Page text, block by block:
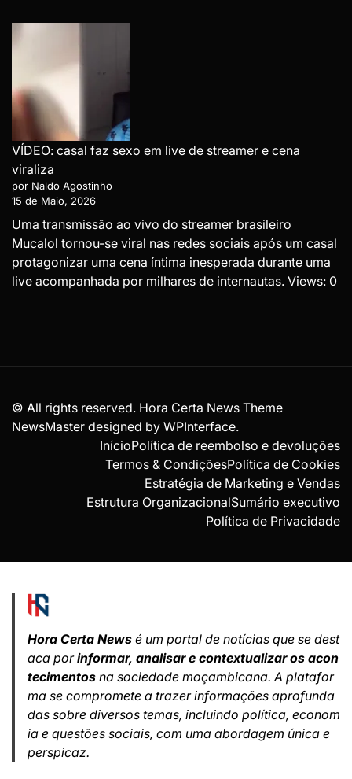
VÍDEO: casal faz sexo em live de streamer e cena
viraliza
por Naldo Agostinho
15 de Maio, 2026
Uma transmissão ao vivo do streamer brasileiro
Mucalol tornou-se viral nas redes sociais após um casal
protagonizar uma cena íntima inesperada durante uma
live acompanhada por milhares de internautas. Views: 0
© All rights reserved. Hora Certa News Theme
NewsMaster designed by WPInterface.
InícioPolítica de reembolso e devoluções
Termos & CondiçõesPolítica de Cookies
Estratégia de Marketing e Vendas
Estrutura OrganizacionalSumário executivo
Política de Privacidade
Hora Certa News é um portal de notícias que se dest
aca porinformar, analisar e contextualizar os acon
tecimentos na sociedade moçambicana. A platafor
ma se compromete a trazer informações aprofunda
das sobre diversos temas, incluindo política, econom
ia e questões sociais, com uma abordagem única e
perspicaz.